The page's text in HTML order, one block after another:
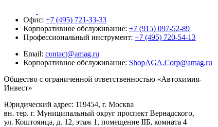
Офис: +7 (495) 721-33-33
Корпоративное обслуживание: +7 (915) 097-52-89
Профессиональный инструмент: +7 (495) 720-54-13
Email: contact@amag.ru
Корпоративное обслуживание: ShopAGA.Corp@amag.ru
Общество с ограниченной ответственностью «Автохимия-
Инвест»
Юридический адрес: 119454, г. Москва
вн. тер. г. Муниципальный округ проспект Вернадского,
ул. Коштоянца, д. 12, этаж 1, помещение IIБ, комната 4